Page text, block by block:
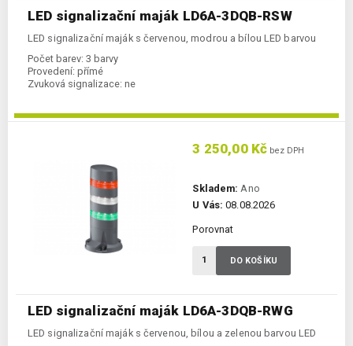
LED signalizační maják LD6A-3DQB-RSW
LED signalizační maják s červenou, modrou a bílou LED barvou
Počet barev: 3 barvy
Provedení: přímé
Zvuková signalizace: ne
LED signalizační maják LD6A-3DQB-RWG
LED signalizační maják s červenou, bílou a zelenou barvou LED
3 250,00 Kč bez DPH
Skladem: Ano
U Vás: 08.08.2026
Porovnat
DO KOŠÍKU